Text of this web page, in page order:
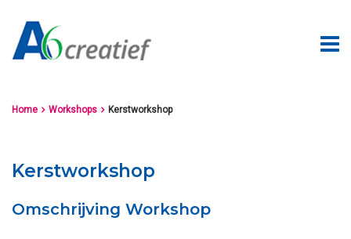
Home  Workshops  Kerstworkshop
Kerstworkshop
Omschrijving Workshop